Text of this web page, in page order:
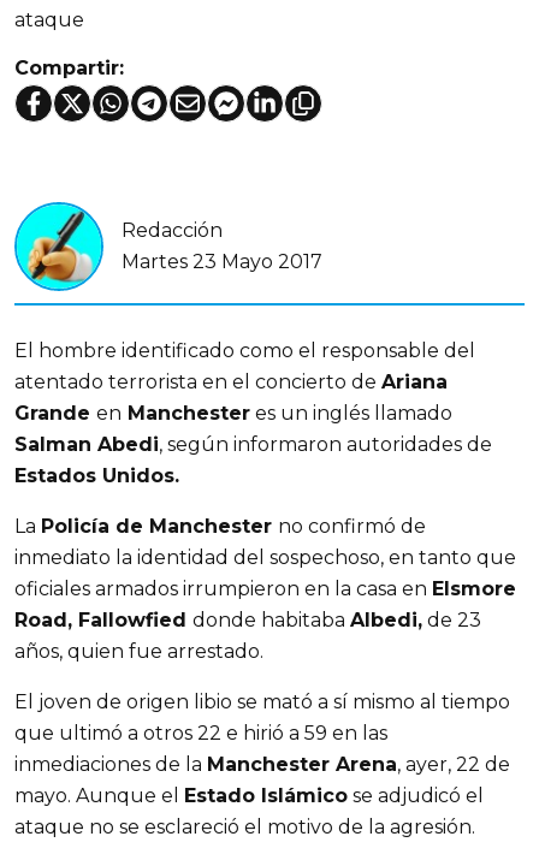
ataque
Compartir:
Redacción
Martes 23 Mayo 2017
El hombre identificado como el responsable del
atentado terrorista en el concierto de Ariana
Grande en Manchester es un inglés llamado
Salman Abedi, según informaron autoridades de
Estados Unidos.
La Policía de Manchester no confirmó de
inmediato la identidad del sospechoso, en tanto que
oficiales armados irrumpieron en la casa en Elsmore
Road, Fallowfied donde habitaba Albedi, de 23
años, quien fue arrestado.
El joven de origen libio se mató a sí mismo al tiempo
que ultimó a otros 22 e hirió a 59 en las
inmediaciones de la Manchester Arena, ayer, 22 de
mayo. Aunque el
Estado Islámico se adjudicó el
ataque no se esclareció el motivo de la agresión.